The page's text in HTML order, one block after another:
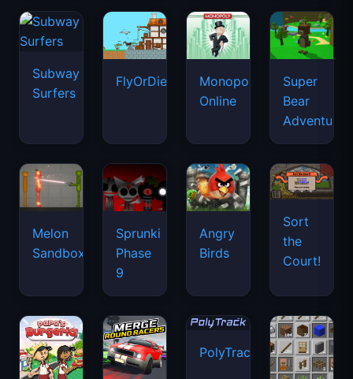
Subway
Surfers
FlyOrDie.io
Monopoly
Online
Super
Bear
Adventure
Melon
Sandbox
Sprunki
Phase
9
Angry
Birds
Sort
the
Court!
PolyTrack